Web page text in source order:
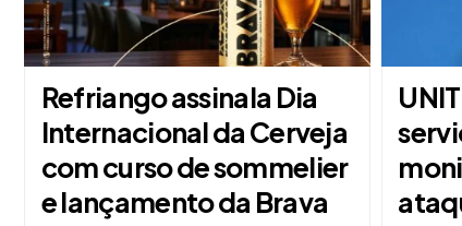
Refriango assinala Dia
Internacional da Cerveja
com curso de sommelier
e lançamento da Brava